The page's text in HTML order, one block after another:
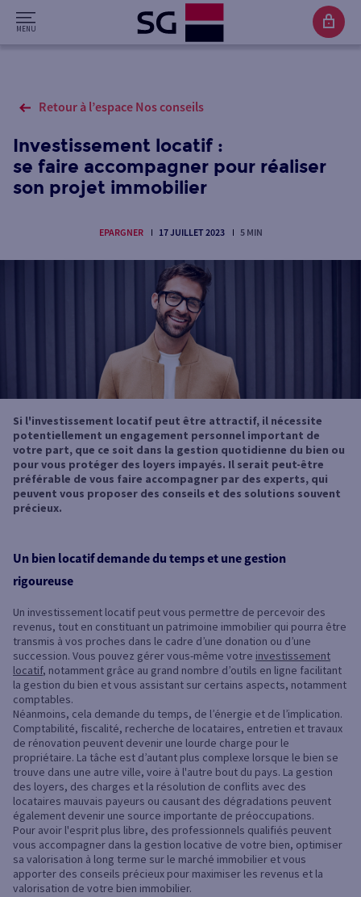
Retour à l’espace Nos conseils
Investissement locatif :
se faire accompagner pour réaliser
son projet immobilier
EPARGNER 17 JUILLET 2023 5 MIN
Si l'investissement locatif peut être attractif, il nécessite
potentiellement un engagement personnel important de
votre part, que ce soit dans la gestion quotidienne du bien ou
pour vous protéger des loyers impayés. Il serait peut-être
préférable de vous faire accompagner par des experts, qui
peuvent vous proposer des conseils et des solutions souvent
précieux.
Un bien locatif demande du temps et une gestion
rigoureuse
Un investissement locatif peut vous permettre de percevoir des
revenus, tout en constituant un patrimoine immobilier qui pourra être
transmis à vos proches dans le cadre d’une donation ou d’une
succession. Vous pouvez gérer vous-même votre investissement
locatif, notamment grâce au grand nombre d’outils en ligne facilitant
la gestion du bien et vous assistant sur certains aspects, notamment
comptables.
Néanmoins, cela demande du temps, de l’énergie et de l’implication.
Comptabilité, fiscalité, recherche de locataires, entretien et travaux
de rénovation peuvent devenir une lourde charge pour le
propriétaire. La tâche est d’autant plus complexe lorsque le bien se
trouve dans une autre ville, voire à l'autre bout du pays. La gestion
des loyers, des charges et la résolution de conflits avec des
locataires mauvais payeurs ou causant des dégradations peuvent
également devenir une source importante de préoccupations.
Pour avoir l'esprit plus libre, des professionnels qualifiés peuvent
vous accompagner dans la gestion locative de votre bien, optimiser
sa valorisation à long terme sur le marché immobilier et vous
apporter des conseils précieux pour maximiser les revenus et la
valorisation de votre bien immobilier.